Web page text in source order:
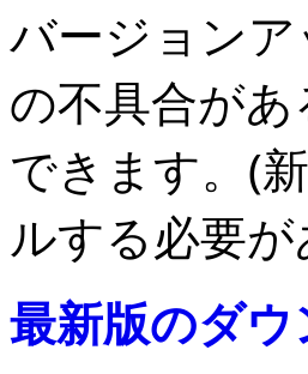
バージョン
の不具合が
できます。(
ルする必要
最新版のダ